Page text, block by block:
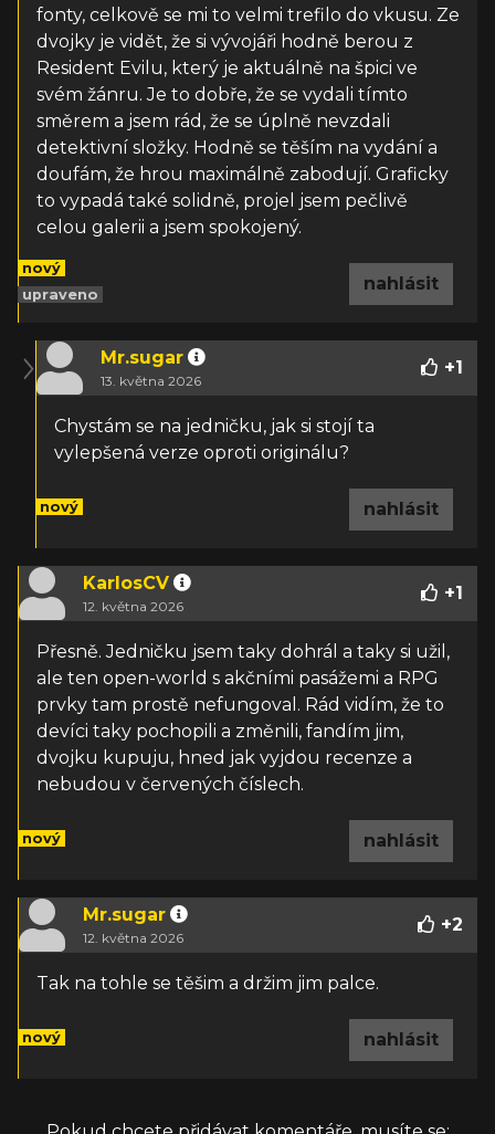
fonty, celkově se mi to velmi trefilo do vkusu. Ze
dvojky je vidět, že si vývojáři hodně berou z
Resident Evilu, který je aktuálně na špici ve
svém žánru. Je to dobře, že se vydali tímto
směrem a jsem rád, že se úplně nevzdali
detektivní složky. Hodně se těším na vydání a
doufám, že hrou maximálně zabodují. Graficky
to vypadá také solidně, projel jsem pečlivě
celou galerii a jsem spokojený.
nový
upraveno
nahlásit
Mr.sugar
13. května 2026
+1
Chystám se na jedničku, jak si stojí ta
vylepšená verze oproti originálu?
nový nahlásit
KarlosCV
12. května 2026
+1
Přesně. Jedničku jsem taky dohrál a taky si užil,
ale ten open-world s akčními pasážemi a RPG
prvky tam prostě nefungoval. Rád vidím, že to
devíci taky pochopili a změnili, fandím jim,
dvojku kupuju, hned jak vyjdou recenze a
nebudou v červených číslech.
nový nahlásit
Mr.sugar
12. května 2026
+2
Tak na tohle se těšim a držim jim palce.
nový nahlásit